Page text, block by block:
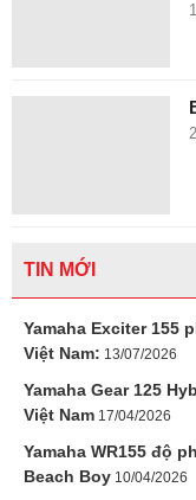
TIN MỚI
Yamaha Exciter 155
Việt Nam: 13/07/2026
Yamaha Gear 125
Việt Nam 17/04/2026
Yamaha WR155 độ
Beach Boy 10/04/2026